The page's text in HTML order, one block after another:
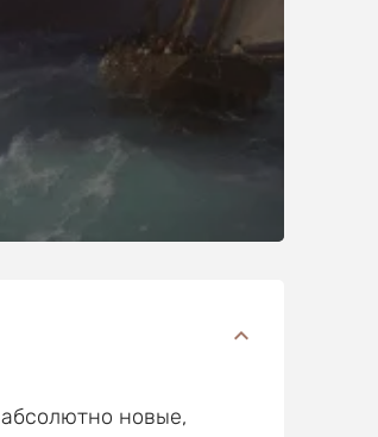
абсолютно новые,